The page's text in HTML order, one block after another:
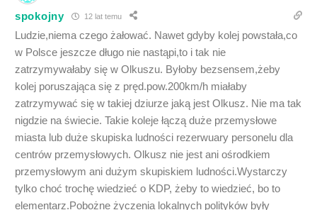
spokojny 12 lat temu
Ludzie,niema czego żałować. Nawet gdyby kolej powstała,co
w Polsce jeszcze długo nie nastąpi,to i tak nie
zatrzymywałaby się w Olkuszu. Byłoby bezsensem,żeby
kolej poruszająca się z pręd.pow.200km/h miałaby
zatrzymywać się w takiej dziurze jaką jest Olkusz. Nie ma tak
nigdzie na świecie. Takie koleje łączą duże przemysłowe
miasta lub duże skupiska ludności rezerwuary personelu dla
centrów przemysłowych. Olkusz nie jest ani ośrodkiem
przemysłowym ani dużym skupiskiem ludności.Wystarczy
tylko choć trochę wiedzieć o KDP, żeby to wiedzieć, bo to
elementarz.Pobożne życzenia lokalnych polityków były